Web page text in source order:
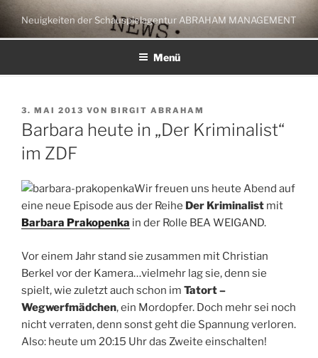
Zum
Inhalt
springen
Neuigkeiten der Schauspielagentur ABRAHAM MANAGEMENT
Menü
VERÖFFENTLICHT
AM
3. MAI 2013 VON BIRGIT ABRAHAM
Barbara heute in „Der Kriminalist“
im ZDF
Wir freuen uns heute Abend auf
eine neue Episode aus der Reihe Der Kriminalist mit
Barbara Prakopenka in der Rolle BEA WEIGAND.
Vor einem Jahr stand sie zusammen mit Christian
Berkel vor der Kamera…vielmehr lag sie, denn sie
spielt, wie zuletzt auch schon im Tatort –
Wegwerfmädchen, ein Mordopfer. Doch mehr sei noch
nicht verraten, denn sonst geht die Spannung verloren.
Also: heute um 20:15 Uhr das Zweite einschalten!